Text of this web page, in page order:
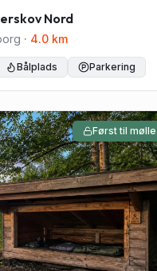
Nord
· 4.0 km
Bålplads Parkering
Først til mølle